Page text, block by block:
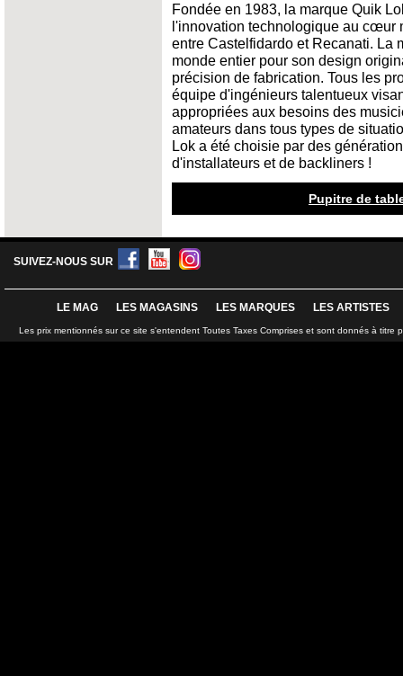
Fondée en 1983, la marque Quik
l'innovation technologique au cœur
entre Castelfidardo et Recanati. La
monde entier pour son design
précision de fabrication. Tous les
équipe d'ingénieurs talentueux
appropriées aux besoins des
amateurs dans tous types de
Lok a été choisie par des
d'installateurs et de backliners !
Pupitre de
SUIVEZ-NOUS SUR
LE MAG LES MAGASINS LES MARQUES LES ARTISTES
Les prix mentionnés sur ce site s'entendent Toutes Taxes Comprises et sont donnés à